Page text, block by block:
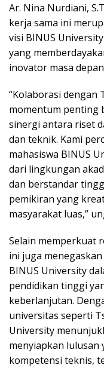
Ar. Nina Nurdiani,
kerja sama ini
visi BINUS
yang
inovator masa
“Kolaborasi dengan
momentum penting
sinergi antara riset
dan teknik. Kami
mahasiswa BINUS
dari lingkungan
dan berstandar
pemikiran yang
masyarakat luas,”
Selain memperkuat
ini juga
BINUS University
pendidikan tinggi
keberlanjutan.
universitas seperti
University
menyiapkan lulusan
kompetensi teknis,